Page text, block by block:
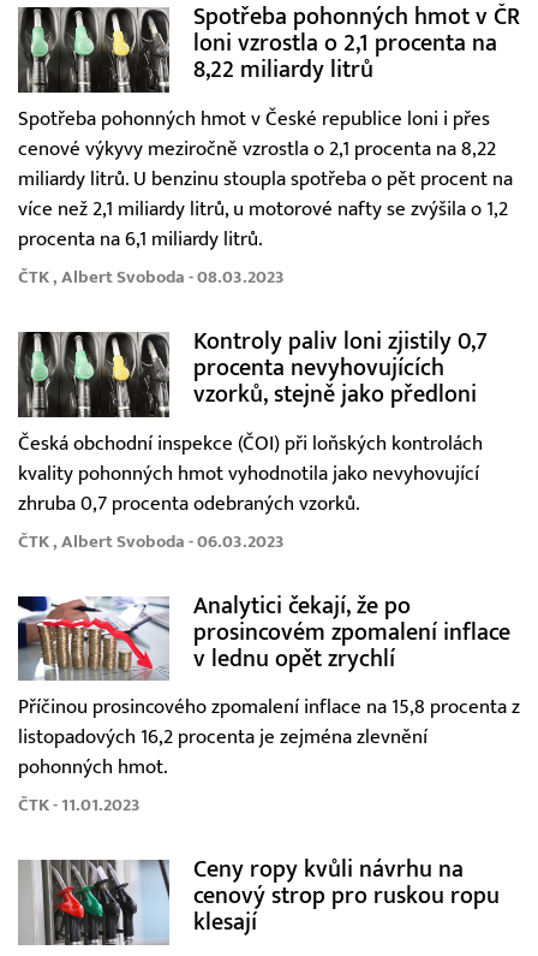
Spotřeba pohonných hmot v ČR
loni vzrostla o 2,1 procenta na
8,22 miliardy litrů
Spotřeba pohonných hmot v České republice loni i přes
cenové výkyvy meziročně vzrostla o 2,1 procenta na 8,22
miliardy litrů. U benzinu stoupla spotřeba o pět procent na
více než 2,1 miliardy litrů, u motorové nafty se zvýšila o 1,2
procenta na 6,1 miliardy litrů.
ČTK , Albert Svoboda - 08.03.2023
Kontroly paliv loni zjistily 0,7
procenta nevyhovujících
vzorků, stejně jako předloni
Česká obchodní inspekce (ČOI) při loňských kontrolách
kvality pohonných hmot vyhodnotila jako nevyhovující
zhruba 0,7 procenta odebraných vzorků.
ČTK , Albert Svoboda - 06.03.2023
Analytici čekají, že po
prosincovém zpomalení inflace
v lednu opět zrychlí
Příčinou prosincového zpomalení inflace na 15,8 procenta z
listopadových 16,2 procenta je zejména zlevnění
pohonných hmot.
ČTK - 11.01.2023
Ceny ropy kvůli návrhu na
cenový strop pro ruskou ropu
klesají